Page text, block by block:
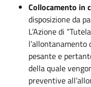
Collocamento in
disposizione da
L’Azione di
l’allontanamento
pesante e
della quale
preventive